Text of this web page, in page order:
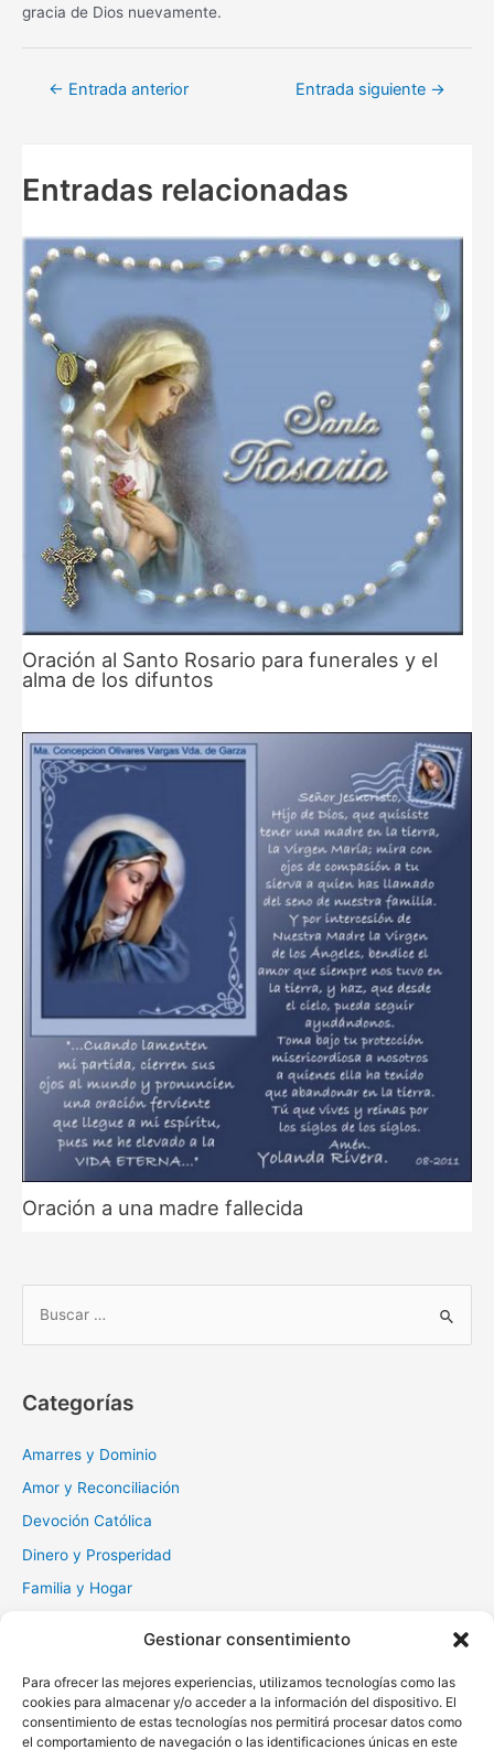
Gestionar consentimiento
Para ofrecer las mejores experiencias, utilizamos tecnologías como las
cookies para almacenar y/o acceder a la información del dispositivo. El
consentimiento de estas tecnologías nos permitirá procesar datos como
el comportamiento de navegación o las identificaciones únicas en este
gracia de Dios nuevamente.
Navegación
← Entrada anterior Entrada siguiente →
Entradas relacionadas
Oración al Santo Rosario para funerales y el
alma de los difuntos
Oración a una madre fallecida
r
Categorías
Amarres y Dominio
Amor y Reconciliación
Devoción Católica
Dinero y Prosperidad
Familia y Hogar
Muerte y Difuntos
Oraciones Diarias